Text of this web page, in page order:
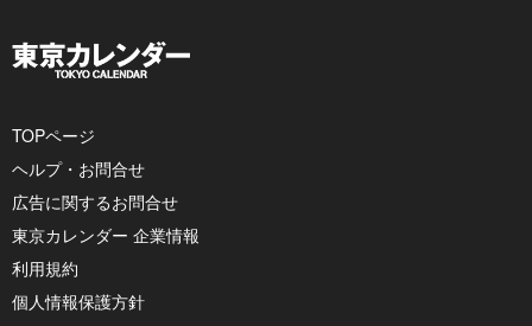
TOPページ
ヘルプ・お問合せ
広告に関するお問合せ
東京カレンダー 企業情報
利用規約
個人情報保護方針